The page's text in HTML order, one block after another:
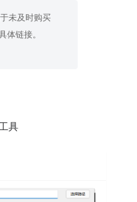
未及时购买
链接。
具